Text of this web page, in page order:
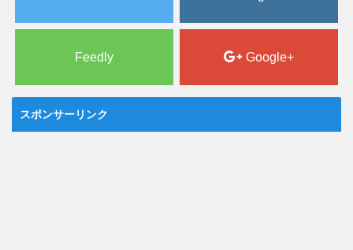
Feedly Google+
スポンサーリンク